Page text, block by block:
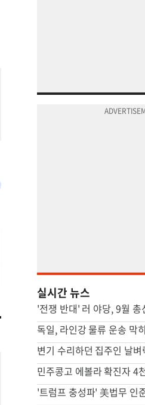
실시간 뉴스
'전쟁 반대' 러 야당, 9월 총
독일, 라인강 물류 운송 막